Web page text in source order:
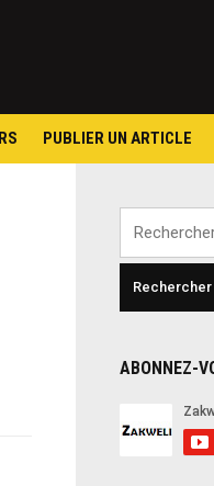
PUBLIER UN ARTICLE
ABONNEZ-